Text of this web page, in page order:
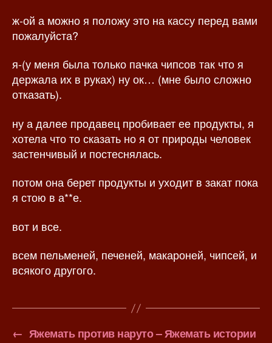
ж-ой а можно я положу это на кассу перед вами
пожалуйста?
я-(у меня была только пачка чипсов так что я
держала их в руках) ну ок… (мне было сложно
отказать).
ну а далее продавец пробивает ее продукты, я
хотела что то сказать но я от природы человек
застенчивый и постеснялась.
потом она берет продукты и уходит в закат пока
я стою в а**е.
вот и все.
всем пельменей, печеней, макароней, чипсей, и
всякого другого.
← Яжемать против наруто – Яжемать истории